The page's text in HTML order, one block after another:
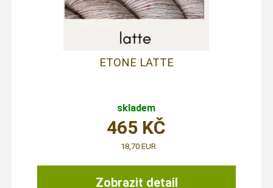
ETONE LATTE
skladem
Zobrazit detail
465 KČ
18,70 EUR